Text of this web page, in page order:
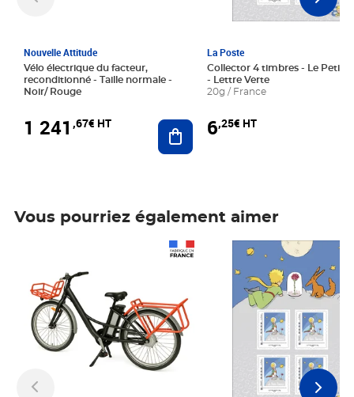
Nouvelle Attitude
Vélo électrique du facteur,
reconditionné - Taille normale -
Noir/ Rouge
1 241 ,67€ HT Ajouter au panier
La Poste
Collector 4 timbres - Le Petit
- Lettre Verte
20g / France
6,25€ HT
Vous pourriez également aimer
Prix 6,25€ HT